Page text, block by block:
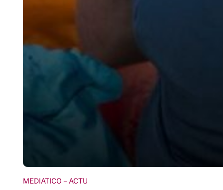
MEDIATICO – ACTU